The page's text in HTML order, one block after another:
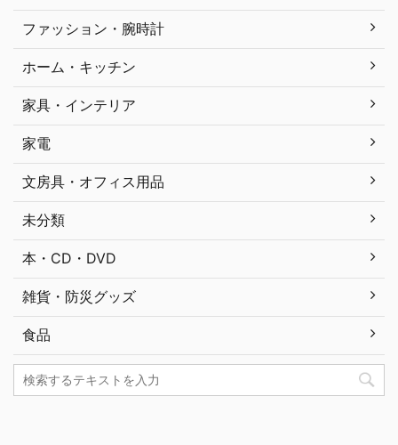
ファッション・腕時計
ホーム・キッチン
家具・インテリア
家電
文房具・オフィス用品
未分類
本・CD・DVD
雑貨・防災グッズ
食品